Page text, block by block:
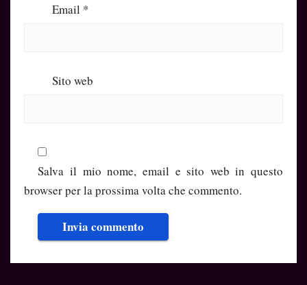
Email *
Sito web
Salva il mio nome, email e sito web in questo
browser per la prossima volta che commento.